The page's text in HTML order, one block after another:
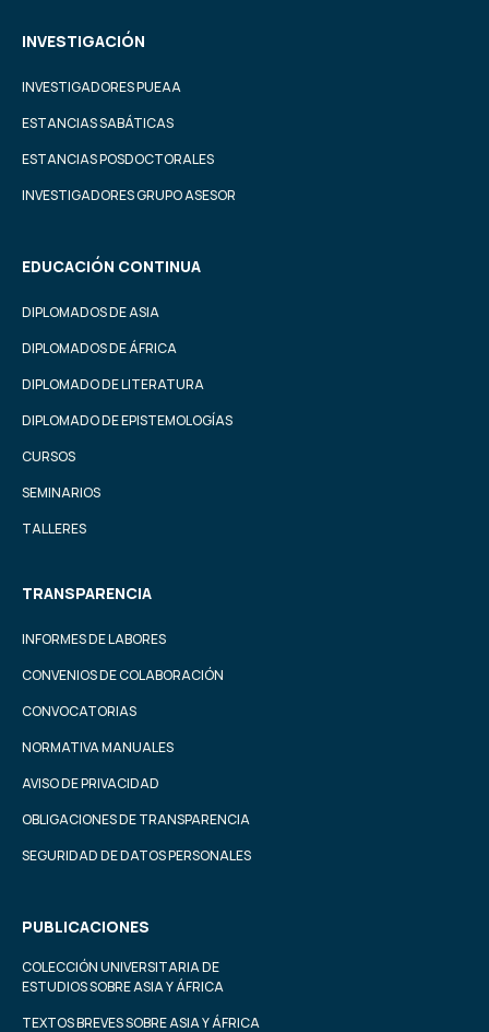
INVESTIGACIÓN
INVESTIGADORES PUEAA
ESTANCIAS SABÁTICAS
ESTANCIAS POSDOCTORALES
INVESTIGADORES GRUPO ASESOR
EDUCACIÓN CONTINUA
DIPLOMADOS DE ASIA
DIPLOMADOS DE ÁFRICA
DIPLOMADO DE LITERATURA
DIPLOMADO DE EPISTEMOLOGÍAS
CURSOS
SEMINARIOS
TALLERES
TRANSPARENCIA
INFORMES DE LABORES
CONVENIOS DE COLABORACIÓN
CONVOCATORIAS
NORMATIVA MANUALES
AVISO DE PRIVACIDAD
OBLIGACIONES DE TRANSPARENCIA
SEGURIDAD DE DATOS PERSONALES
PUBLICACIONES
COLECCIÓN UNIVERSITARIA DE
ESTUDIOS SOBRE ASIA Y ÁFRICA
TEXTOS BREVES SOBRE ASIA Y ÁFRICA